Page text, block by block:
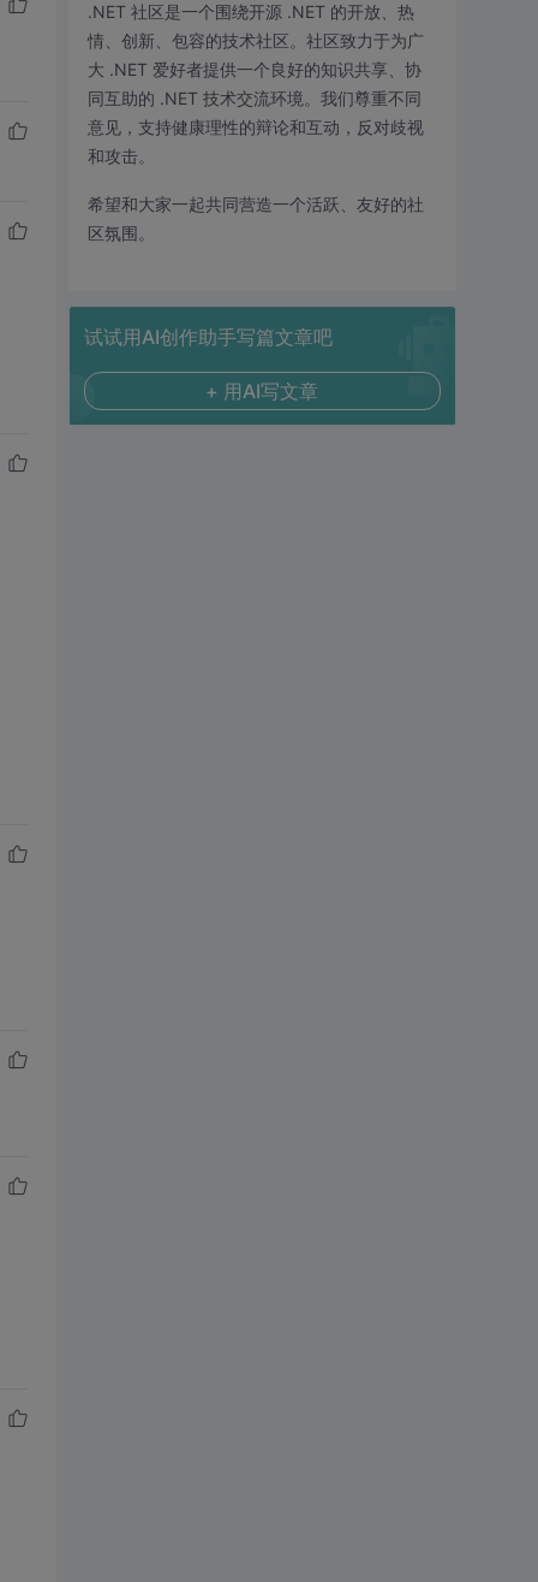
.NET 社区是一个围绕开源 .NET 的开放、热
情、创新、包容的技术社区。社区致力于为广
大 .NET 爱好者提供一个良好的知识共享、协
同互助的 .NET 技术交流环境。我们尊重不同
意见，支持健康理性的辩论和互动，反对歧视
和攻击。
希望和大家一起共同营造一个活跃、友好的社
区氛围。
试试用AI创作助手写篇文章吧
+ 用AI写文章